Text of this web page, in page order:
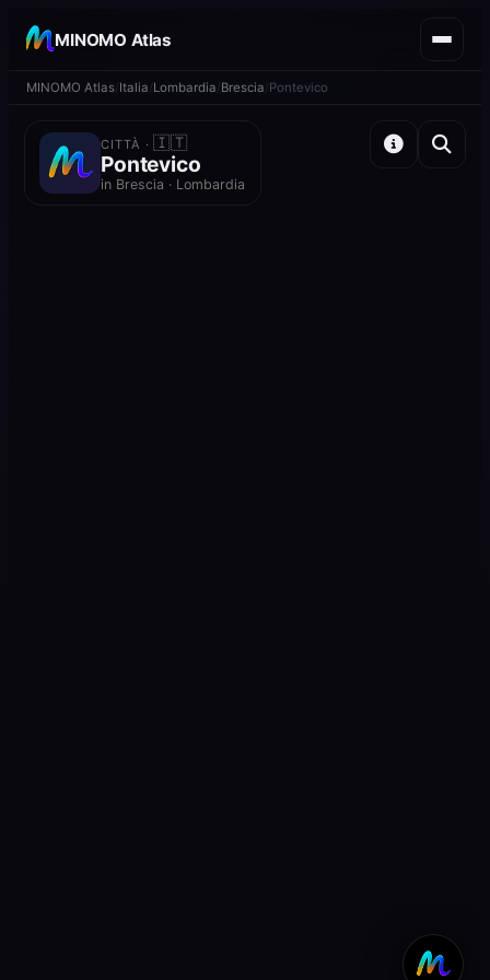
MINOMO Atlas
MINOMO Atlas Italia Lombardia Brescia Pontevico
CITTÀ ·🇮🇹
Pontevico
in Brescia · Lombardia